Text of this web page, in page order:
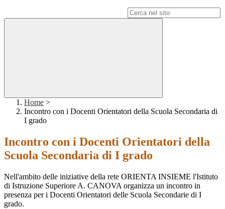
Home >
Incontro con i Docenti Orientatori della Scuola Secondaria di
I grado
Incontro con i Docenti Orientatori della
Scuola Secondaria di I grado
Nell'ambito delle iniziative della rete ORIENTA INSIEME l'Istituto
di Istruzione Superiore A. CANOVA organizza un incontro in
presenza peri Docenti Orientatori delle Scuola Secondarie di I
grado.